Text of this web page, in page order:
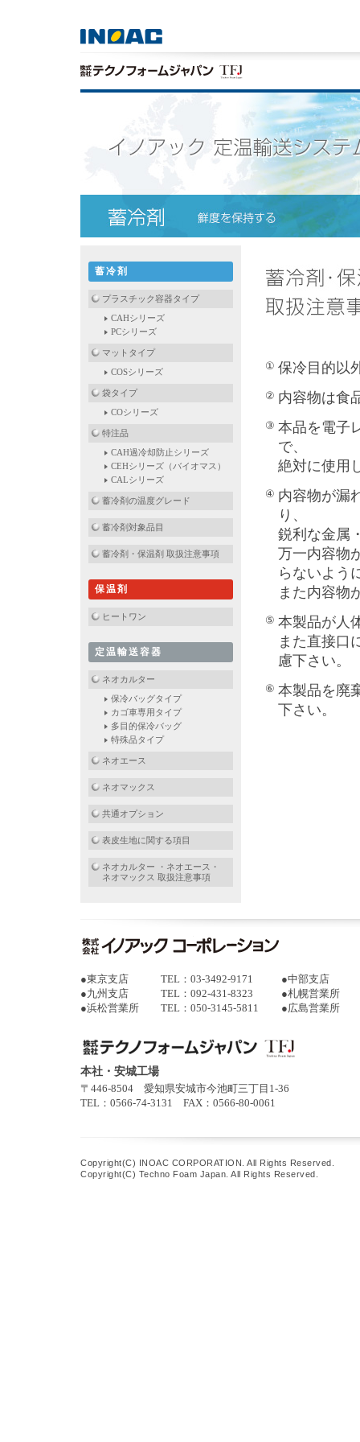
① 保冷目的以
② 内容物は食
③ 本品を電子
で、
絶対に使用
④ 内容物が漏
り、
鋭利な金属
万一内容物
らないよう
また内容物
⑤ 本製品が人
また直接口
慮下さい。
⑥ 本製品を廃
下さい。
蓄冷剤
プラスチック容器タイプ
CAHシリーズ
PCシリーズ
マットタイプ
COSシリーズ
袋タイプ
COシリーズ
特注品
CAH過冷却防止シリーズ
CEHシリーズ（バイオマス）
CALシリーズ
蓄冷剤の温度グレード
蓄冷剤対象品目
蓄冷剤・保温剤 取扱注意事項
保温剤
ヒートワン
定温輸送容器
ネオカルター
保冷バッグタイプ
カゴ車専用タイプ
多目的保冷バッグ
特殊品タイプ
ネオエース
ネオマックス
共通オプション
表皮生地に関する項目
ネオカルター ・ネオエース・
ネオマックス 取扱注意事項
●東京支店 TEL：03-3492-9171 ●中部支店
●九州支店 TEL：092-431-8323 ●札幌営業所
●浜松営業所 TEL：050-3145-5811 ●広島営業所
本社・安城工場
〒446-8504 愛知県安城市今池町三丁目1-36
TEL：0566-74-3131 FAX：0566-80-0061
Copyright(C) INOAC CORPORATION. All Rights Reserved.
Copyright(C) Techno Foam Japan. All Rights Reserved.